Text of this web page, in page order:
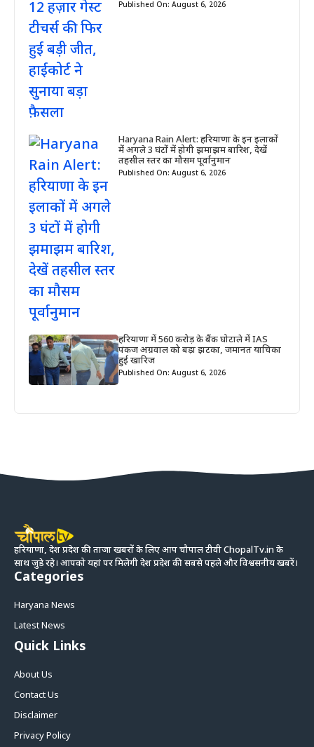
Published On: August 6, 2026
Haryana Rain Alert: हरियाणा के इन इलाकों
में अगले 3 घंटों में होगी झमाझम बारिश, देखें
तहसील स्तर का मौसम पूर्वानुमान
Published On: August 6, 2026
हरियाणा में 560 करोड़ के बैंक घोटाले में IAS
पंकज अग्रवाल को बड़ा झटका, जमानत याचिका
हुई खारिज
Published On: August 6, 2026
हरियाणा, देश प्रदेश की ताजा खबरों के लिए आप चौपाल टीवी ChopalTv.in के
साथ जुड़े रहे। आपको यहां पर मिलेगी देश प्रदेश की सबसे पहले और विश्वसनीय खबरें।
Categories
Haryana News
Latest News
Quick Links
About Us
Contact Us
Disclaimer
Privacy Policy